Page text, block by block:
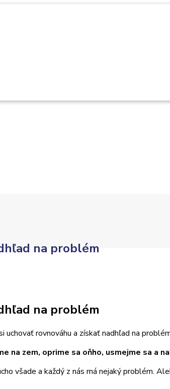
na problém
na problém
uchovať rovnováhu a získať nadhľad na
zem, oprime sa oňho, usmejme sa a
všade a každý z nás má nejaký problém.